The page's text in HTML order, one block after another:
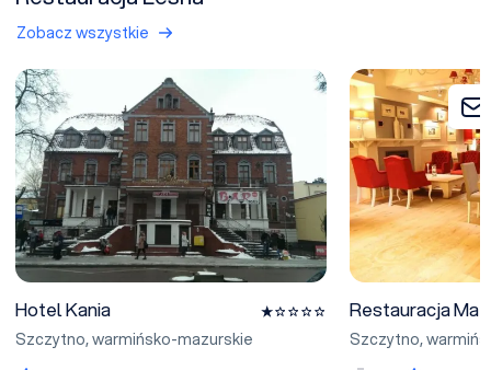
Zobacz wszystkie
Hotel Kania
Hotel Kania
Szczytno,warmińsko-mazurskie
Restauracja
Restauracja
Szczytno,